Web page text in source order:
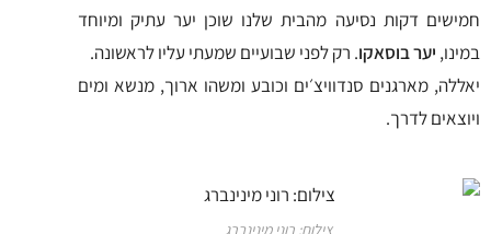
חמישים דקות נסיעה מהבית שלנו שוכן יער עתיק ומיוחד
במינו, יער בוסאקו. רק לפני שבועיים שמעתי עליו לראשונה.
יאללה, מארגנים סנדוויצ׳ים וכובע ומשהו ארוך, מנשא ומים
ויוצאים לדרך.
צילום: רוני מינינברג